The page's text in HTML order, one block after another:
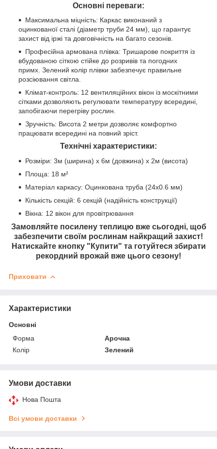
Основні переваги:
Максимальна міцність: Каркас виконаний з
оцинкованої сталі (діаметр труби 24 мм), що гарантує
захист від іржі та довговічність на багато сезонів.
Професійна армована плівка: Тришарове покриття із
вбудованою сіткою стійке до розривів та погодних
примх. Зелений колір плівки забезпечує правильне
розсіювання світла.
Клімат-контроль: 12 вентиляційних вікон із москітними
сітками дозволяють регулювати температуру всередині,
запобігаючи перегріву рослин.
Зручність: Висота 2 метри дозволяє комфортно
працювати всередині на повний зріст.
Технічні характеристики:
Розміри: 3м (ширина) х 6м (довжина) х 2м (висота)
Площа: 18 м²
Матеріал каркасу: Оцинкована труба (24х0.6 мм)
Кількість секцій: 6 секцій (надійність конструкції)
Вікна: 12 вікон для провітрювання
Замовляйте посилену теплицю вже сьогодні, щоб
забезпечити своїм рослинам найкращий захист!
Натискайте кнопку "Купити" та готуйтеся збирати
рекордний врожай вже цього сезону!
Приховати
Характеристики
Основні
Форма
Арочна
Колір
Зелений
Умови доставки
Нова Пошта
Всі умови доставки